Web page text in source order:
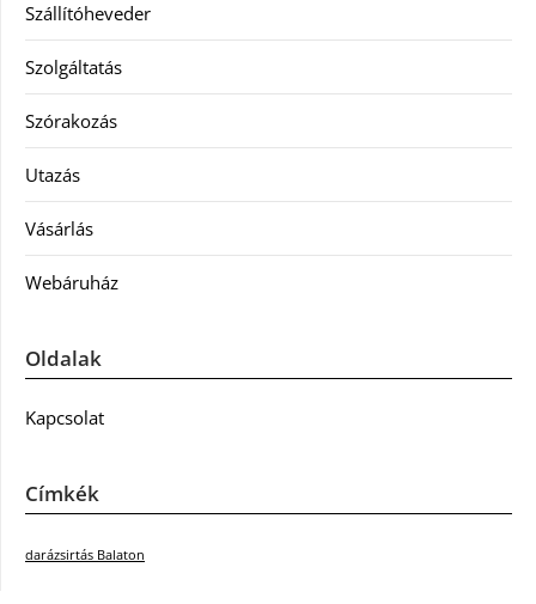
Szállítóheveder
Szolgáltatás
Szórakozás
Utazás
Vásárlás
Webáruház
Oldalak
Kapcsolat
Címkék
darázsirtás Balaton